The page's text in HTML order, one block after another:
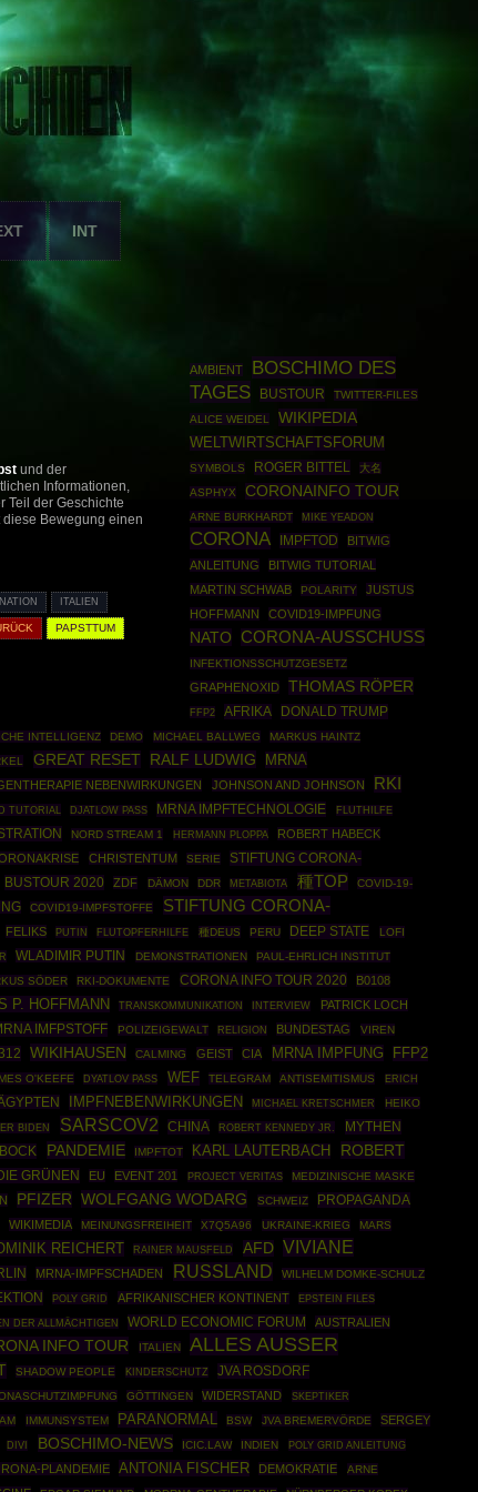
INT
und der
Informationen,
Teil der Geschichte
Bewegung einen
ITALIEN
PAPSTTUM
AMBIENT
BOSCHIMO DES
TAGES
BUSTOUR
TWITTER-FILES
ALICE WEIDEL
WIKIPEDIA
WELTWIRTSCHAFTSFORUM
SYMBOLS ROGER BITTEL
大名
ASPHYX
CORONAINFO TOUR
ARNE BURKHARDT MIKE YEADON
CORONA IMPFTOD
BITWIG
ANLEITUNG
BITWIG TUTORIAL
MARTIN SCHWAB
POLARITY
JUSTUS
HOFFMANN
COVID19-IMPFUNG
NATO CORONA-AUSSCHUSS
INFEKTIONSSCHUTZGESETZ
GRAPHENOXID THOMAS RÖPER
FFP2 AFRIKA DONALD TRUMP
INTELLIGENZ DEMO MICHAEL BALLWEG
MARKUS HAINTZ
GREAT RESET RALF LUDWIG MRNA
NEBENWIRKUNGEN JOHNSON AND JOHNSON RKI
TUTORIAL DJATLOW PASS MRNA IMPFTECHNOLOGIE FLUTHILFE
NORD STREAM 1 HERMANN PLOPPA ROBERT HABECK
CHRISTENTUM SERIE
STIFTUNG CORONA-
BUSTOUR 2020 ZDF DÄMON DDR METABIOTA 種TOP
COVID-19-
COVID19-IMPFSTOFFE
STIFTUNG CORONA-
FELIKS PUTIN FLUTOPFERHILFE 種DEUS PERU DEEP STATE LOFI
WLADIMIR PUTIN DEMONSTRATIONEN PAUL-EHRLICH INSTITUT
SÖDER RKI-DOKUMENTE CORONA INFO TOUR 2020 B0108
P. HOFFMANN TRANSKOMMUNIKATION INTERVIEW
PATRICK LOCH
IMFPSTOFF POLIZEIGEWALT RELIGION BUNDESTAG VIREN
WIKIHAUSEN CALMING GEIST CIA MRNA IMPFUNG
FFP2
O'KEEFE DYATLOV PASS WEF TELEGRAM ANTISEMITISMUS ERICH
IMPFNEBENWIRKUNGEN MICHAEL KRETSCHMER
HEIKO
BIDEN SARSCOV2 CHINA ROBERT KENNEDY JR.
MYTHEN
PANDEMIE IMPFTOT KARL LAUTERBACH
ROBERT
GRÜNEN EU EVENT 201 PROJECT VERITAS
MEDIZINISCHE MASKE
PFIZER WOLFGANG WODARG SCHWEIZ PROPAGANDA
WIKIMEDIA MEINUNGSFREIHEIT X7Q5A96 UKRAINE-KRIEG MARS
REICHERT RAINER MAUSFELD AFD VIVIANE
MRNA-IMPFSCHADEN RUSSLAND WILHELM DOMKE-SCHULZ
POLY GRID AFRIKANISCHER KONTINENT EPSTEIN FILES
DER ALLMÄCHTIGEN WORLD ECONOMIC FORUM AUSTRALIEN
INFO TOUR ITALIEN
ALLES AUSSER
SHADOW PEOPLE KINDERSCHUTZ JVA ROSDORF
GÖTTINGEN WIDERSTAND SKEPTIKER
IMMUNSYSTEM PARANORMAL BSW JVA BREMERVÖRDE
SERGEY
DIVI BOSCHIMO-NEWS ICIC.LAW INDIEN POLY GRID ANLEITUNG
PLANDEMIE ANTONIA FISCHER DEMOKRATIE
ARNE